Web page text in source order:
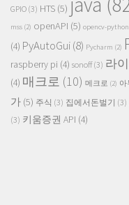
GPIO (3) HTS (5)
mss (2) openAPI (5) opencv-python
(4) PyAutoGui(8) Pycharm (2)
raspberry pi (4) sonoff(3) 라
(4) 매크로 (10) 메크로 (2) 아
가 (5) 주식 (3) 집에서돈벌기 (3)
(3) 키움증권 API (4)